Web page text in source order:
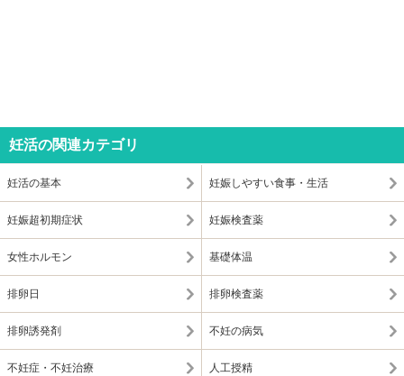
妊活の関連カテゴリ
妊活の基本 妊娠しやすい食事・生活
妊娠超初期症状 妊娠検査薬
女性ホルモン 基礎体温
排卵日 排卵検査薬
排卵誘発剤 不妊の病気
不妊症・不妊治療 人工授精